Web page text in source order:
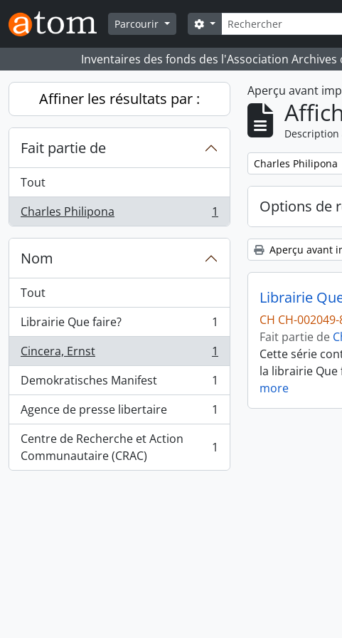
Skip to main content
Parcourir
Rechercher
Search options
Inventaires des fonds des l'Association
Affiner les résultats par :
Fait partie de
Tout
Charles Philipona
, 1 résultats 1
Nom
Tout
Librairie Que faire?
, 1 résultats
1
Cincera, Ernst
, 1 résultats
1
Demokratisches Manifest
, 1 résultats
1
Agence de presse libertaire
, 1 résultats
1
Centre de Recherche et Action
Communautaire (CRAC)
, 1 résultats 1
Aperçu avant
Remove filter:
Charles Philipona
Options de
Aperçu avant
Librairie
CH CH-
Fait partie de
Cette série
la librairie
more